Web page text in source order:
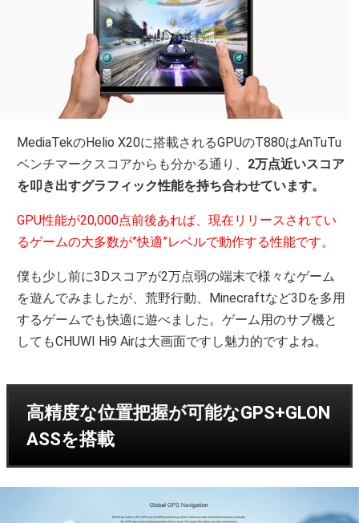
MediaTekのHelio X20に搭載されるGPUのT880はAnTuTu
ベンチマークスコアからも分かる通り、 2万点近いスコア
を叩き出すグラフィック性能を持ち合わせています。
GPU性能が20,000点前後あれば、現在リリースされてい
るゲームの大多数が”快適”レベルで動作する性能です。
僕も少し前に3Dスコアが2万点弱の端末で様々なゲーム
を遊んでみましたが、荒野行動、Minecraftなど3Dを多用
するゲームでも快適に遊べました。ゲーム用のサブ機と
してもCHUWI Hi9 Airは大画面ですし魅力的ですよね。
高精度な位置把握が可能なGPS+GLON
ASSを搭載